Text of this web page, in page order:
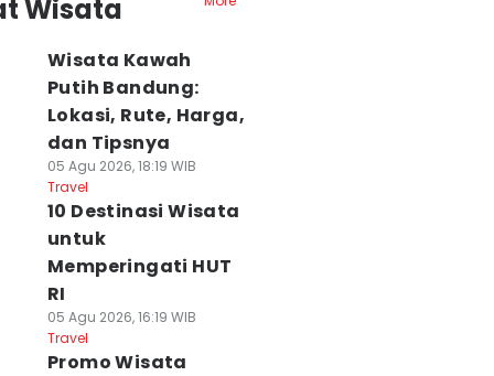
Wisata
Wisata Kawah
Putih Bandung:
Lokasi, Rute, Harga,
dan Tipsnya
05 Agu 2026, 18:19 WIB
Travel
10 Destinasi Wisata
untuk
Memperingati HUT
RI
05 Agu 2026, 16:19 WIB
Travel
Promo Wisata